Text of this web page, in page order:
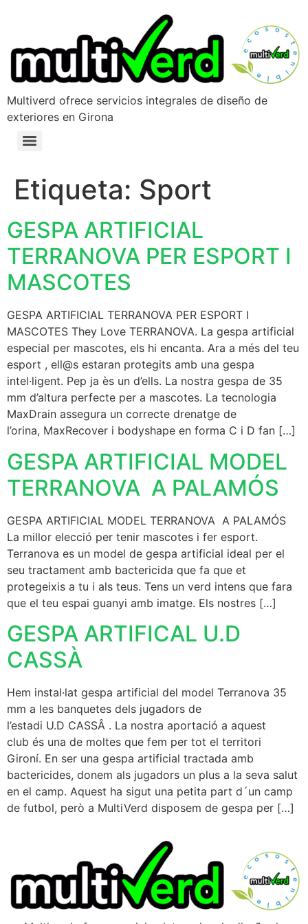
Multiverd ofrece servicios integrales de diseño de
exteriores en Girona
Etiqueta: Sport
GESPA ARTIFICIAL
TERRANOVA PER ESPORT I
MASCOTES
GESPA ARTIFICIAL TERRANOVA PER ESPORT I
MASCOTES They Love TERRANOVA. La gespa artificial
especial per mascotes, els hi encanta. Ara a més del teu
esport , ell@s estaran protegits amb una gespa
intel·ligent. Pep ja ès un d’ells. La nostra gespa de 35
mm d’altura perfecte per a mascotes. La tecnologia
MaxDrain assegura un correcte drenatge de
l’orina, MaxRecover i bodyshape en forma C i D fan […]
GESPA ARTIFICIAL MODEL
TERRANOVA A PALAMÓS
GESPA ARTIFICIAL MODEL TERRANOVA A PALAMÓS
La millor elecció per tenir mascotes i fer esport.
Terranova es un model de gespa artificial ideal per el
seu tractament amb bactericida que fa que et
protegeixis a tu i als teus. Tens un verd intens que fara
que el teu espai guanyi amb imatge. Els nostres […]
GESPA ARTIFICAL U.D
CASSÀ
Hem instal·lat gespa artificial del model Terranova 35
mm a les banquetes dels jugadors de
l’estadi U.D CASSÂ . La nostra aportació a aquest
club és una de moltes que fem per tot el territori
Gironí. En ser una gespa artificial tractada amb
bactericides, donem als jugadors un plus a la seva salut
en el camp. Aquest ha sigut una petita part d´un camp
de futbol, però a MultiVerd disposem de gespa per […]